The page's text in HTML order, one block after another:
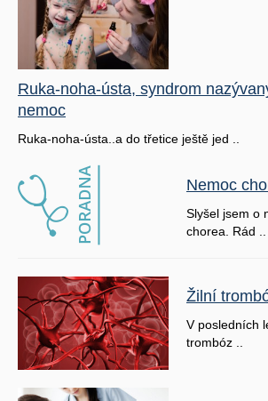
Ruka-noha-ústa, syndrom
nemoc
Ruka-noha-ústa..a do třetice ještě jed ..
Nemoc
Slyšel jsem o
chorea. Rád ..
Žilní
V posledních
trombóz ..